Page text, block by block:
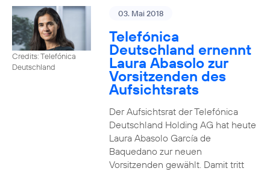
Credits: Telefónica
Deutschland
03. Mai 2018
Telefónica
Deutschland ernennt
Laura Abasolo zur
Vorsitzenden des
Aufsichtsrats
Der Aufsichtsrat der Telefónica
Deutschland Holding AG hat heute
Laura Abasolo García de
Baquedano zur neuen
Vorsitzenden gewählt. Damit tritt